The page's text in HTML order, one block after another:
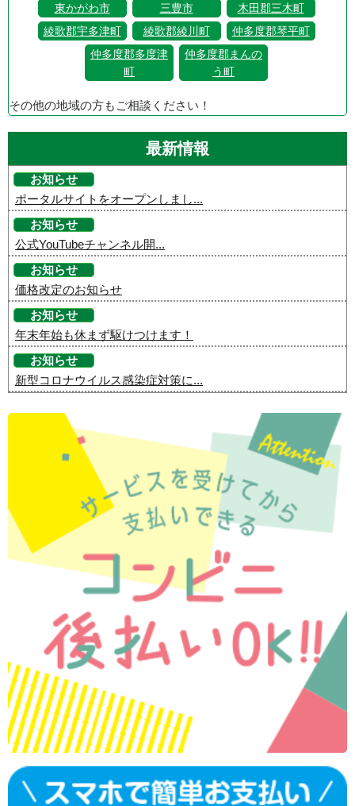
東かがわ市
三豊市
木田郡三木町
綾歌郡宇多津町
綾歌郡綾川町
仲多度郡琴平町
仲多度郡多度津
町
仲多度郡まんの
う町
その他の地域の方もご相談ください！
最新情報
お知らせ
ポータルサイトをオープンしまし...
お知らせ
公式YouTubeチャンネル開...
お知らせ
価格改定のお知らせ
お知らせ
年末年始も休まず駆けつけます！
お知らせ
新型コロナウイルス感染症対策に...